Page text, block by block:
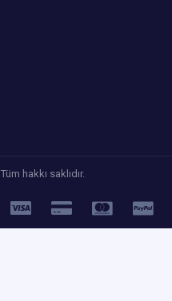
Tüm hakkı saklıdır.